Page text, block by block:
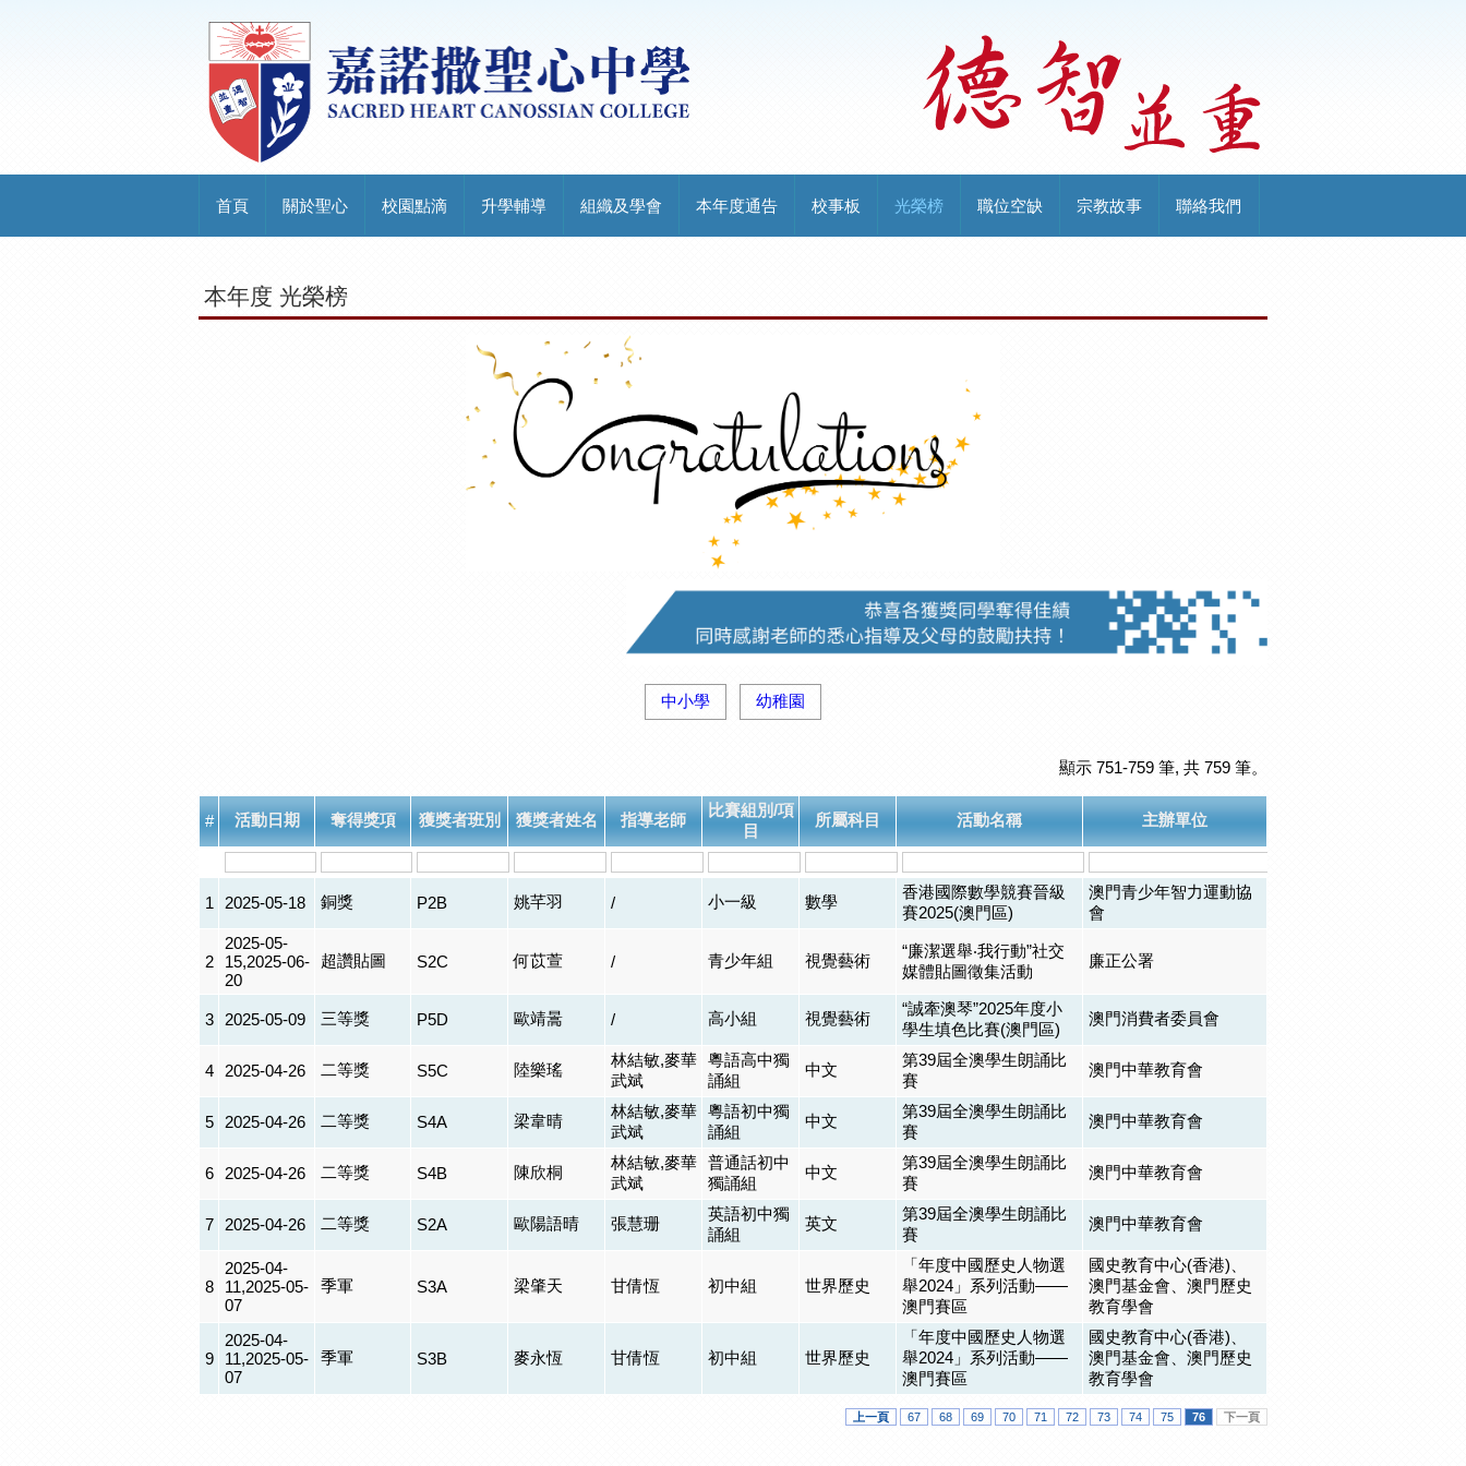
首頁 關於聖心 校園點滴 升學輔導 組織及學會 本年度通告 校事板 光榮榜 職位空缺 宗教故事 聯絡我們
本年度 光榮榜
中小學 幼稚園
顯示 751-759 筆, 共 759 筆。
# 活動日期 奪得獎項 獲獎者班別 獲獎者姓名 指導老師
比賽組別/項
目
所屬科目 活動名稱 主辦單位
1 2025-05-18 銅獎 P2B 姚芊羽 / 小一級 數學
香港國際數學競賽晉級
賽2025(澳門區)
澳門青少年智力運動協
會
2
2025-05-
15,2025-06-
20
超讚貼圖 S2C 何苡萱 / 青少年組 視覺藝術
“廉潔選舉‧我行動”社交
媒體貼圖徵集活動
廉正公署
3 2025-05-09 三等獎 P5D 歐靖暠 / 高小組 視覺藝術
“誠牽澳琴”2025年度小
學生填色比賽(澳門區)
澳門消費者委員會
4 2025-04-26 二等獎 S5C 陸樂瑤
林結敏,麥華
武斌
粵語高中獨
誦組
中文
第39屆全澳學生朗誦比
賽
澳門中華教育會
5 2025-04-26 二等獎 S4A 梁韋晴
林結敏,麥華
武斌
粵語初中獨
誦組
中文
第39屆全澳學生朗誦比
賽
澳門中華教育會
6 2025-04-26 二等獎 S4B 陳欣桐
林結敏,麥華
武斌
普通話初中
獨誦組
中文
第39屆全澳學生朗誦比
賽
澳門中華教育會
7 2025-04-26 二等獎 S2A 歐陽語晴 張慧珊
英語初中獨
誦組
英文
第39屆全澳學生朗誦比
賽
澳門中華教育會
8
2025-04-
11,2025-05-
07
季軍 S3A 梁肇天 甘倩恆 初中組 世界歷史
「年度中國歷史人物選
舉2024」系列活動——
澳門賽區
國史教育中心(香港)、
澳門基金會、澳門歷史
教育學會
9
2025-04-
11,2025-05-
07
季軍 S3B 麥永恆 甘倩恆 初中組 世界歷史
「年度中國歷史人物選
舉2024」系列活動——
澳門賽區
國史教育中心(香港)、
澳門基金會、澳門歷史
教育學會
上一頁 67 68 69 70 71 72 73 74 75 76 下一頁